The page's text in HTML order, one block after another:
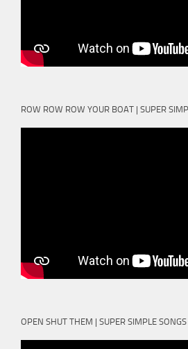
ROW ROW ROW YOUR BOAT | SUPER
OPEN SHUT THEM | SUPER SIMPLE SONGS